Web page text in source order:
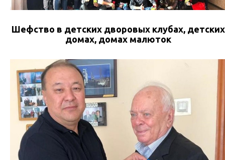
Шефство в детских дворовых клубах, детских
домах, домах малюток